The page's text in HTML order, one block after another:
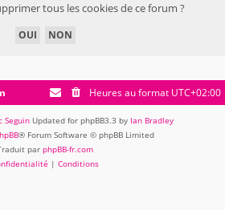
r
tous les cookies de ce forum ?
Heures au format UTC+02:00
Seguin Updated for phpBB3.3 by Ian Bradley
® Forum Software © phpBB Limited
par phpBB-fr.com
| Conditions